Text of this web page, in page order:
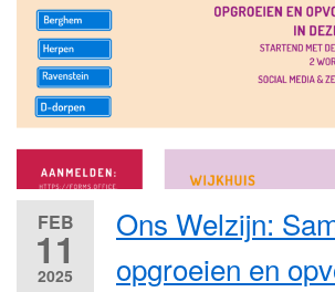
FEB
11
2025
Ons Welzijn:
opgroeien en